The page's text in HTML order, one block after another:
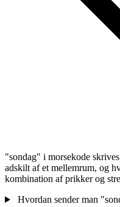
"sondag" i morsekode
adskilt af et mellemrum, og
kombination af prikker og
Hvordan sender man